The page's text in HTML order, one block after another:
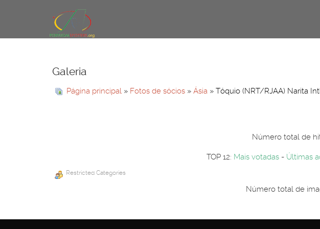
Galeria
Página principal » Fotos de sócios » Ásia » Tóquio (NRT/RJAA) Narita
Número total de
TOP 12: Mais votadas - Últimas
Restricted Categories
Número total de